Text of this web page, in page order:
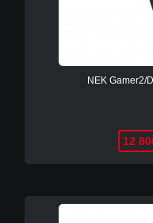
NEK Gamer2/
12